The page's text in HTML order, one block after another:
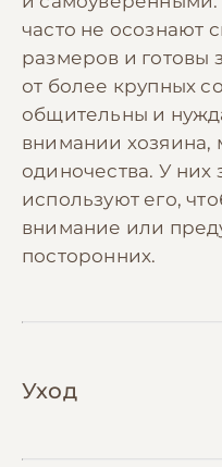
часто не осознают
размеров и
от более крупных
общительны и
внимании хозяина,
одиночества. У них
используют его,
внимание или
посторонних.
Уход